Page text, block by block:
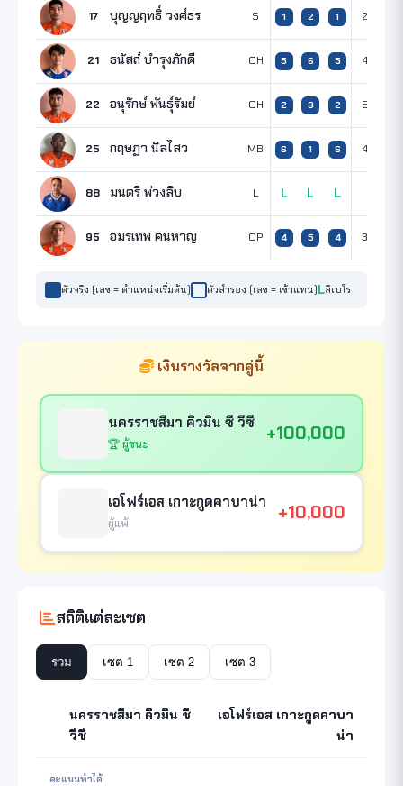
17 บุญญฤทธิ์ วงศ์ธร S 1 2 1 2
21 ธนัสถ์ บำรุงภักดี OH 5 6 5 4
22 อนุรักษ์ พันธุ์รัมย์ OH 2 3 2 5
25 กฤษฏา นิลไสว MB 6 1 6 4
88 มนตรี พ่วงลิบ L L L L
95 อมรเทพ คนหาญ OP 4 5 4 3
ตัวจริง (เลข = ตำแหน่งเริ่มต้น) ตัวสำรอง (เลข = เข้าแทน) ลิเบโร
เงินรางวัลจากคู่นี้
นครราชสีมา คิวมิน ซี วีซี
🏆 ผู้ชนะ +100,000
เอโฟร์เอส เกาะกูดคาบาน่า
ผู้แพ้ +10,000
สถิติแต่ละเซต
รวม เซต 1 เซต 2 เซต 3
นครราชสีมา คิวมิน ซี
วีซี
เอโฟร์เอส เกาะกูดคาบา
น่า
คะแนนทำได้